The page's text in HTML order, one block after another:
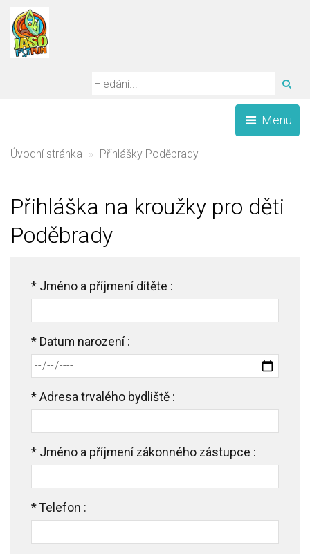
Menu
Úvodní stránka Přihlášky Poděbrady
Přihláška na kroužky pro děti
Poděbrady
* Jméno a příjmení dítěte :
* Datum narození :
* Adresa trvalého bydliště :
* Jméno a příjmení zákonného zástupce :
* Telefon :